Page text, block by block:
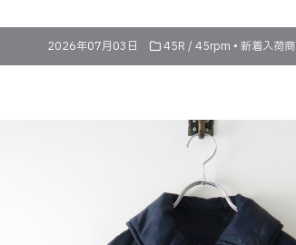
2026年07月03日 45R / 45rpm • 新着入荷